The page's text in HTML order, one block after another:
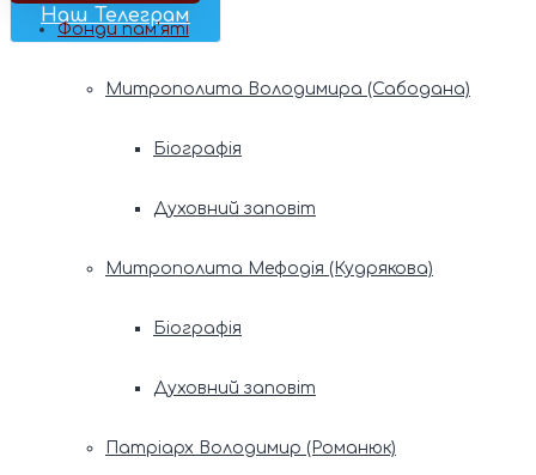
Наш Телеграм
Фонди пам’яті
Митрополита Володимира (Сабодана)
Біографія
Духовний заповіт
Митрополита Мефодія (Кудрякова)
Біографія
Духовний заповіт
Патріарх Володимир (Романюк)